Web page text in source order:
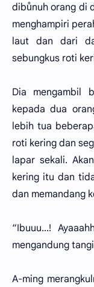
dibůnuh orang di
menghampiri
laut dan dari
sebungkus roti
Dia mengambil
kepada dua
lebih tua
roti kering dan
lapar sekali.
kering itu dan
dan memandang
“Ibuuu...!
mengandung
A-ming